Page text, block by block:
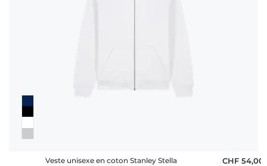
Veste unisexe en coton Stanley Stella CHF 54,00